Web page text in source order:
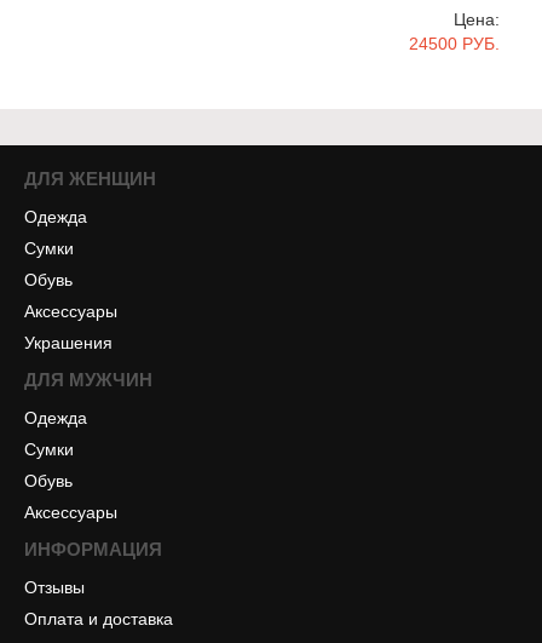
Цена:
24500 РУБ.
ДЛЯ ЖЕНЩИН
Одежда
Сумки
Обувь
Аксессуары
Украшения
ДЛЯ МУЖЧИН
Одежда
Сумки
Обувь
Аксессуары
ИНФОРМАЦИЯ
Отзывы
Оплата и доставка